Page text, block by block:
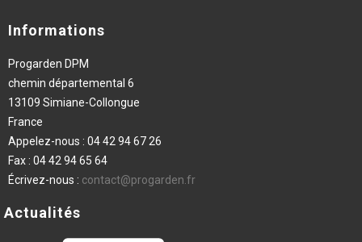
Informations
Progarden DPM
chemin départemental 6
13109 Simiane-Collongue
France
Appelez-nous : 04 42 94 67 26
Fax : 04 42 94 65 64
Écrivez-nous : contact@progarden.fr
Actualités